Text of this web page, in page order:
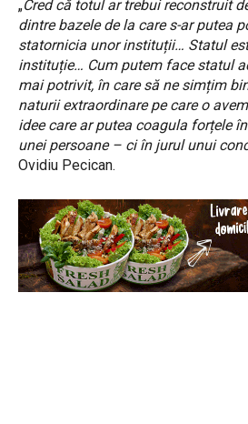
„Cred că totul ar trebui reconstruit
dintre bazele de la care s-ar putea
statornicia unor instituții… Statul
instituție… Cum putem face statul
mai potrivit, în care să ne simțim
naturii extraordinare pe care o
idee care ar putea coagula forțele
unei persoane – ci în jurul unui
Ovidiu Pecican.